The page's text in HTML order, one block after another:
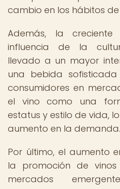
cambio en los hábitos
Además, la
influencia de la
llevado a un mayor
una bebida
consumidores en
el vino como una
estatus y estilo de vida,
aumento en la demanda.
Por último, el aumento
la promoción de
mercados